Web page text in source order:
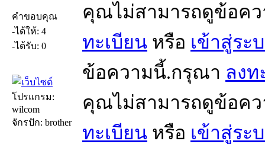
คำขอบคุณ
-ได้ให้: 4
-ได้รับ: 0
โปรแกรม:
wilcom
จักรปัก: brother
คุณไม่สามารถดูข้อค
ทะเบียน หรือ เข้าสู่ระ
ข้อความนี้.กรุณา ลงท
คุณไม่สามารถดูข้อค
ทะเบียน หรือ เข้าสู่ระ